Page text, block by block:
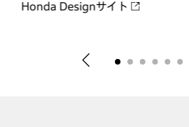
Honda Designサイト